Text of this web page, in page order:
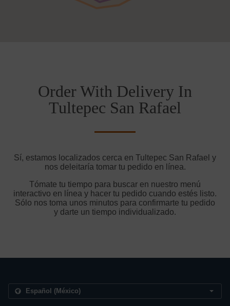
Order With Delivery In
Tultepec San Rafael
Sí, estamos localizados cerca en Tultepec San Rafael y
nos deleitaría tomar tu pedido en línea.
Tómate tu tiempo para buscar en nuestro menú
interactivo en línea y hacer tu pedido cuando estés listo.
Sólo nos toma unos minutos para confirmarte tu pedido
y darte un tiempo individualizado.